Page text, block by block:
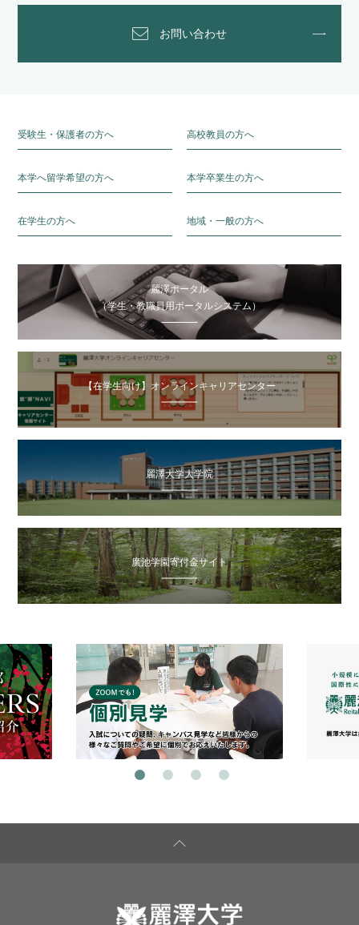
お問い合わせ
受験生・保護者の方へ 高校教員の方へ
本学へ留学希望の方へ 本学卒業生の方へ
在学生の方へ 地域・一般の方へ
麗澤ポータル
（学生・教職員用ポータルシステム）
【在学生向け】オンラインキャリアセンター
麗澤大学大学院
廣池学園寄付金サイト